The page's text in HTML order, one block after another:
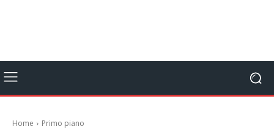
Home Primo piano